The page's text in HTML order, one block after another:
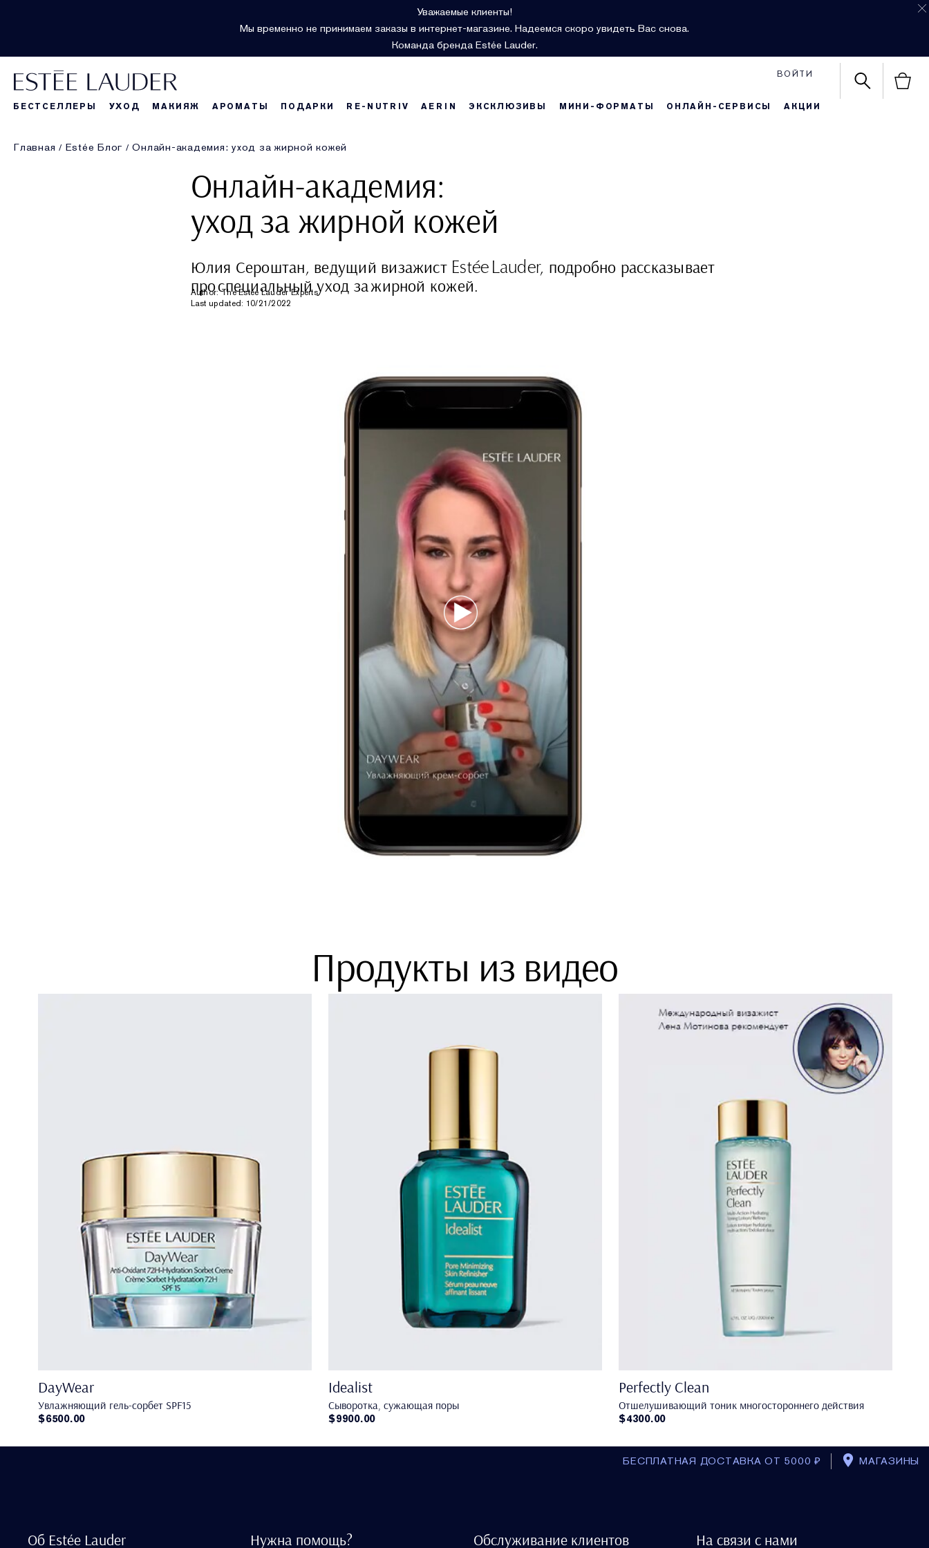
Уважаемые клиенты!
Мы временно не принимаем заказы в интернет-магазине. Надеемся скоро увидеть Вас снова.
Команда бренда Estée Lauder.
ВОЙТИ
БЕСТСЕЛЛЕРЫ УХОД МАКИЯЖ АРОМАТЫ ПОДАРКИ RE-NUTRIV AERIN ЭКСКЛЮЗИВЫ МИНИ-ФОРМАТЫ ОНЛАЙН-СЕРВИСЫ АКЦИИ
Главная Estée Блог Онлайн-академия: уход за жирной кожей
Онлайн-академия:
уход за жирной кожей
Юлия Сероштан, ведущий визажист Estée Lauder, подробно рассказывает
про специальный уход за жирной кожей.
Author: The Estée Lauder Experts
Last updated: 10/21/2022
Продукты из видео
DayWear
Увлажняющий гель-сорбет SPF15
$6500.00
Idealist
Сыворотка, сужающая поры
$9900.00
Perfectly Clean
Отшелушивающий тоник многостороннего действия
$4300.00
БЕСПЛАТНАЯ ДОСТАВКА ОТ 5000 ₽ МАГАЗИНЫ
Об Estée Lauder Нужна помощь? Обслуживание клиентов На связи с нами